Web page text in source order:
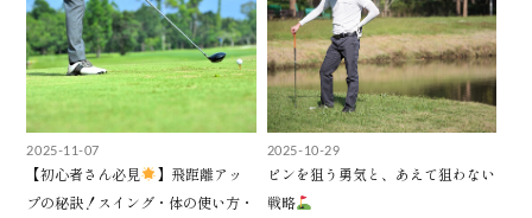
2025-11-07
【初心者さん必見
】飛距離アッ
プの秘訣！スイング・体の使い方・
2025-10-29
ピンを狙う勇気と、あえて狙わない
戦略